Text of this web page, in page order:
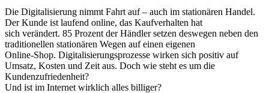
Die Digitalisierung nimmt Fahrt auf – auch im stationären Handel.
Der Kunde ist laufend online, das Kaufverhalten hat
sich verändert. 85 Prozent der Händler setzen deswegen neben den
traditionellen stationären Wegen auf einen eigenen
Online-Shop. Digitalisierungsprozesse wirken sich positiv auf
Umsatz, Kosten und Zeit aus. Doch wie steht es um die
Kundenzufriedenheit?
Und ist im Internet wirklich alles billiger?